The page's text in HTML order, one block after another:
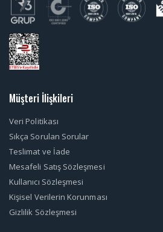
Müşteri İlişkileri
Veri Politikası
Sıkça Sorulan Sorular
Teslimat ve İade
Mesafeli Satış Sözleşmesi
Kullanıcı Sözleşmesi
Kişisel Verilerin Korunması
Gizlilik Sözleşmesi